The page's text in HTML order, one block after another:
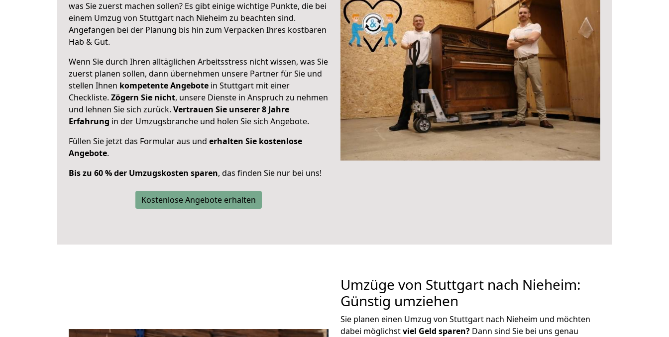
was Sie zuerst machen sollen? Es gibt einige wichtige Punkte, die bei
einem Umzug von Stuttgart nach Nieheim zu beachten sind.
Angefangen bei der Planung bis hin zum Verpacken Ihres kostbaren
Hab & Gut.
Wenn Sie durch Ihren alltäglichen Arbeitsstress nicht wissen, was Sie
zuerst planen sollen, dann übernehmen unsere Partner für Sie und
stellen Ihnen kompetente Angebote in Stuttgart mit einer
Checkliste. Zögern Sie nicht, unsere Dienste in Anspruch zu nehmen
und lehnen Sie sich zurück. Vertrauen Sie unserer 8 Jahre
Erfahrung in der Umzugsbranche und holen Sie sich Angebote.
Füllen Sie jetzt das Formular aus und erhalten Sie kostenlose
Angebote.
Bis zu 60 % der Umzugskosten sparen, das finden Sie nur bei uns!
Kostenlose Angebote erhalten
Umzüge von Stuttgart nach Nieheim:
Günstig umziehen
Sie planen einen Umzug von Stuttgart nach Nieheim und möchten
dabei möglichstviel Geld sparen? Dann sind Sie bei uns genau